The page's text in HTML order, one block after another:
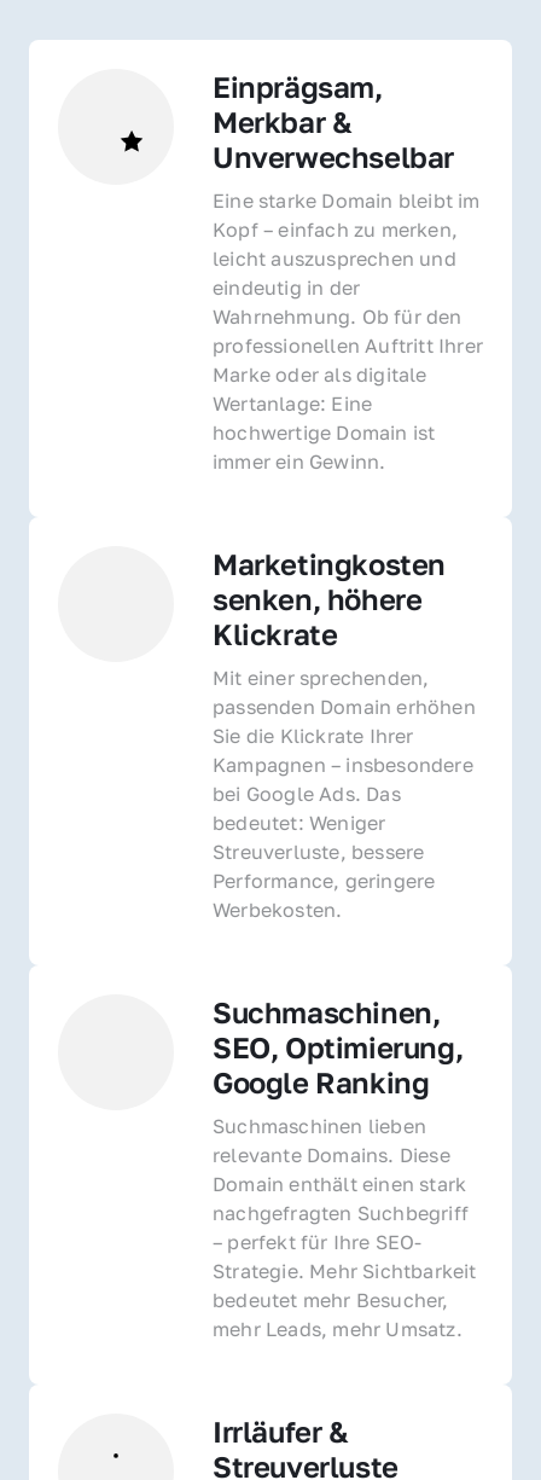
Einprägsam,
Merkbar &
Unverwechselbar
Eine starke Domain bleibt im
Kopf – einfach zu merken,
leicht auszusprechen und
eindeutig in der
Wahrnehmung. Ob für den
professionellen Auftritt Ihrer
Marke oder als digitale
Wertanlage: Eine
hochwertige Domain ist
immer ein Gewinn.
Marketingkosten
senken, höhere
Klickrate
Mit einer sprechenden,
passenden Domain erhöhen
Sie die Klickrate Ihrer
Kampagnen – insbesondere
bei Google Ads. Das
bedeutet: Weniger
Streuverluste, bessere
Performance, geringere
Werbekosten.
Suchmaschinen,
SEO, Optimierung,
Google Ranking
Suchmaschinen lieben
relevante Domains. Diese
Domain enthält einen stark
nachgefragten Suchbegriff
– perfekt für Ihre SEO-
Strategie. Mehr Sichtbarkeit
bedeutet mehr Besucher,
mehr Leads, mehr Umsatz.
Irrläufer &
Streuverluste